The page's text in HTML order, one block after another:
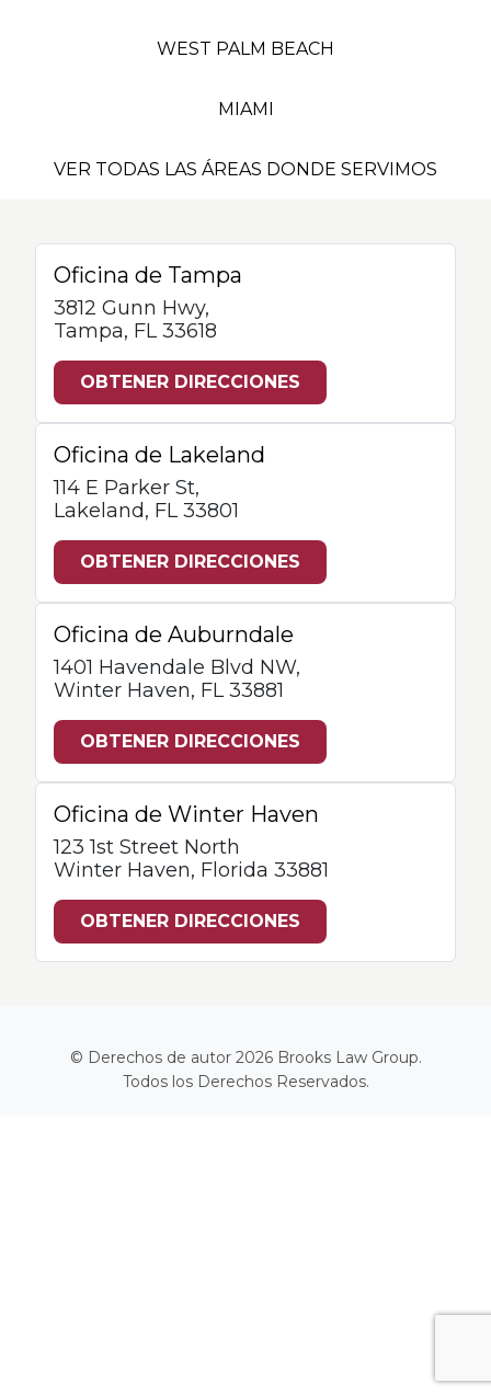
WEST PALM BEACH
MIAMI
VER TODAS LAS ÁREAS DONDE SERVIMOS
Oficina de Tampa
3812 Gunn Hwy,
Tampa, FL 33618
OBTENER DIRECCIONES
Oficina de Lakeland
114 E Parker St,
Lakeland, FL 33801
OBTENER DIRECCIONES
Oficina de Auburndale
1401 Havendale Blvd NW,
Winter Haven, FL 33881
OBTENER DIRECCIONES
Oficina de Winter Haven
123 1st Street North
Winter Haven, Florida 33881
OBTENER DIRECCIONES
© Derechos de autor 2026 Brooks Law Group.
Todos los Derechos Reservados.